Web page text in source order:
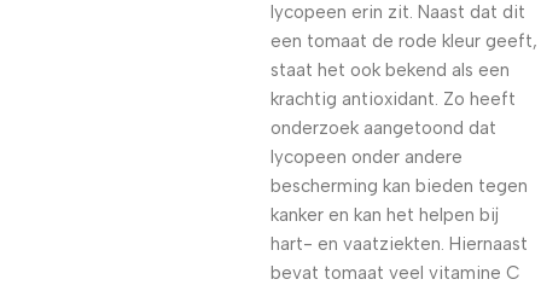
lycopeen erin zit. Naast dat dit
een tomaat de rode kleur geeft,
staat het ook bekend als een
krachtig antioxidant. Zo heeft
onderzoek aangetoond dat
lycopeen onder andere
bescherming kan bieden tegen
kanker en kan het helpen bij
hart- en vaatziekten. Hiernaast
bevat tomaat veel vitamine C